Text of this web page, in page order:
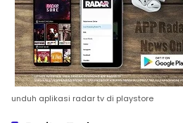
unduh aplikasi radar tv di playstore